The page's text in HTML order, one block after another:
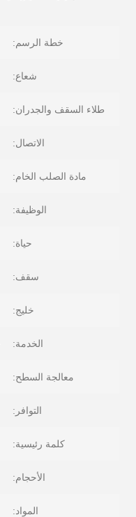
خطة الرسم:
شعاع:
طلاء السقف والجدران:
الاتصال:
مادة الصلب الخام:
الوظيفة:
حياة:
سقف:
خليج:
الخدمة:
معالجة السطح:
التوافر:
كلمة رئيسية:
الأحجام:
المواد: